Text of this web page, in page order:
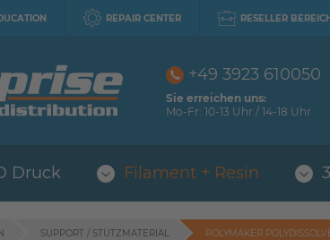
REPAIR CENTER RESELLER
+49 3923 610050
Sie erreichen uns:
Mo-Fr: 10-13 Uhr / 14-18 Uhr
Druck Filament + Resin
SUPPORT / STÜTZMATERIAL POLYMAKER